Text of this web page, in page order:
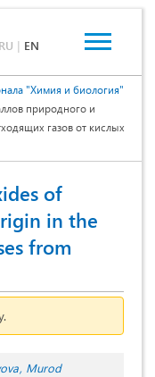
RU | EN
"Химия и биология"
природного и
газов от кислых
of
in the
from
Murod